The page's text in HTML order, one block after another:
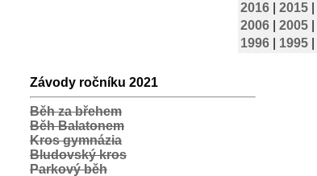
2016
2015
2006
2005
1996
1995
Závody ročníku 2021
Běh za břehem
Běh Balatonem
Kros gymnázia
Bludovský kros
Parkový běh